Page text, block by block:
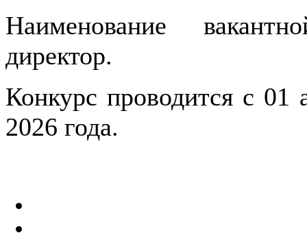
Наименование
директор.
Конкурс проводится с 01
2026 года.